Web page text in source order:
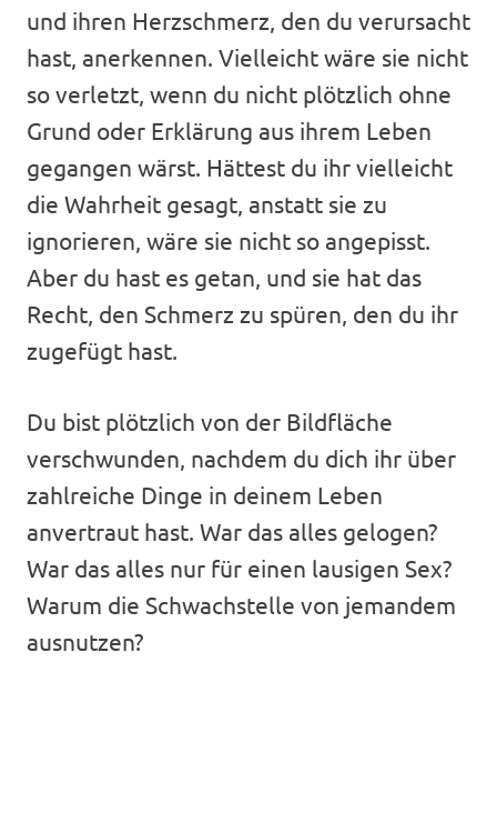
und ihren Herzschmerz, den du verursacht
hast, anerkennen. Vielleicht wäre sie nicht
so verletzt, wenn du nicht plötzlich ohne
Grund oder Erklärung aus ihrem Leben
gegangen wärst. Hättest du ihr vielleicht
die Wahrheit gesagt, anstatt sie zu
ignorieren, wäre sie nicht so angepisst.
Aber du hast es getan, und sie hat das
Recht, den Schmerz zu spüren, den du ihr
zugefügt hast.
Du bist plötzlich von der Bildfläche
verschwunden, nachdem du dich ihr über
zahlreiche Dinge in deinem Leben
anvertraut hast. War das alles gelogen?
War das alles nur für einen lausigen Sex?
Warum die Schwachstelle von jemandem
ausnutzen?